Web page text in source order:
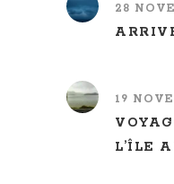
28
19
L’ÎLE